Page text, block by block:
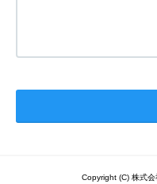
Copyright (C) 株式